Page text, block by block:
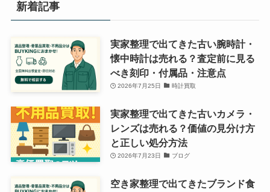
新着記事
実家整理で出てきた古い腕時計・
懐中時計は売れる？査定前に見る
べき刻印・付属品・注意点
2026年7月25日 時計買取
実家整理で出てきた古いカメラ・
レンズは売れる？価値の見分け方
と正しい処分方法
2026年7月23日 ブログ
空き家整理で出てきたブランド食